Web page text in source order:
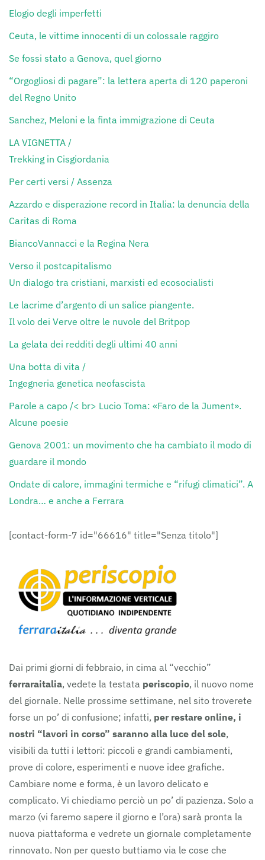
Elogio degli imperfetti
Ceuta, le vittime innocenti di un colossale raggiro
Se fossi stato a Genova, quel giorno
“Orgogliosi di pagare”: la lettera aperta di 120 paperoni
del Regno Unito
Sanchez, Meloni e la finta immigrazione di Ceuta
LA VIGNETTA /
Trekking in Cisgiordania
Per certi versi / Assenza
Azzardo e disperazione record in Italia: la denuncia della
Caritas di Roma
BiancoVannacci e la Regina Nera
Verso il postcapitalismo
Un dialogo tra cristiani, marxisti ed ecosocialisti
Le lacrime d’argento di un salice piangente.
Il volo dei Verve oltre le nuvole del Britpop
La gelata dei redditi degli ultimi 40 anni
Una botta di vita /
Ingegneria genetica neofascista
Parole a capo /< br> Lucio Toma: «Faro de la Jument».
Alcune poesie
Genova 2001: un movimento che ha cambiato il modo di
guardare il mondo
Ondate di calore, immagini termiche e “rifugi climatici”. A
Londra… e anche a Ferrara
[contact-form-7 id="66616" title="Senza titolo"]
Dai primi giorni di febbraio, in cima al “vecchio”
ferraraitalia, vedete la testata periscopio, il nuovo nome
del giornale. Nelle prossime settimane, nel sito troverete
forse un po’ di confusione; infatti, per restare online, i
nostri “lavori in corso” saranno alla luce del sole,
visibili da tutti i lettori: piccoli e grandi cambiamenti,
prove di colore, esperimenti e nuove idee grafiche.
Cambiare nome e forma, è un lavoro delicato e
complicato. Vi chiediamo perciò un po’ di pazienza. Solo a
marzo (vi faremo sapere il giorno e l’ora) sarà pronta la
nuova piattaforma e vedrete un giornale completamente
rinnovato. Non per questo buttiamo via le cose che